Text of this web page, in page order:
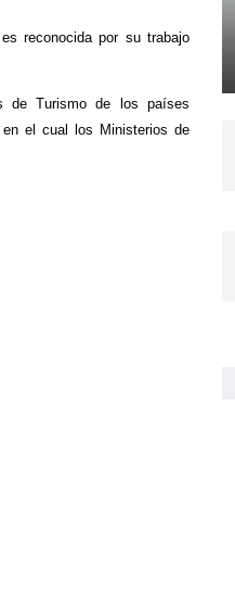
reconocida por su trabajo
de Turismo de los países
en el cual los Ministerios de